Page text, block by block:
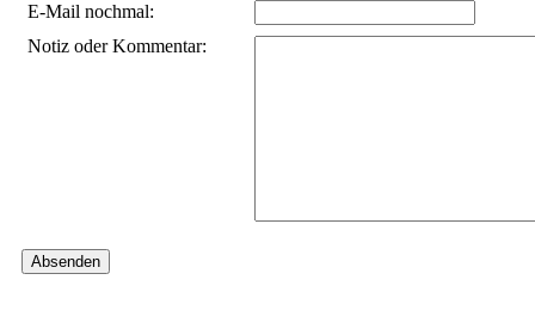
E-Mail nochmal:
Notiz oder Kommentar: